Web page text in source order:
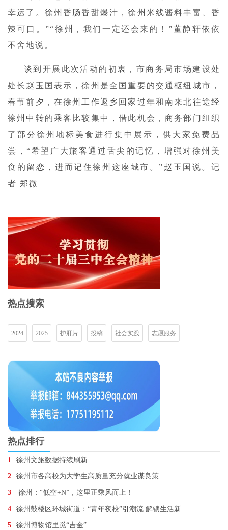
幸运了。徐州香肠香甜爆汁，徐州米线酱料丰富、香
辣可口。”“徐州，我们一定还会来的！”董静轩依依
不舍地说。
谈到开展此次活动的初衷，市商务局市场建设处
处长赵玉国表示，徐州是全国重要的交通枢纽城市，
春节前夕，在徐州工作返乡回家过年和南来北往途经
徐州中转的乘客比较集中，借此机会，商务部门组织
了部分徐州地标美食进行集中展示，供大家免费品
尝，“希望广大旅客通过舌尖的记忆，增强对徐州美
食的留恋，进而记住徐州这座城市。”赵玉国说。记
者 郑微
热点搜索
2024 2025 护肝片 投稿 社会实践 志愿服务
热点排行
1 徐州文旅数据持续刷新
2 徐州市各高校为大学生高质量充分就业谋良策
3 徐州：“低空+N”，这里正乘风而上！
4 徐州鼓楼区环城街道：“青年夜校”引潮流 解锁生活新
5 徐州博物馆里觅“吉金”